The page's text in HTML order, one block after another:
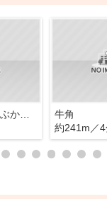
和食しゃぶしゃぶかごの屋 塚口店
牛角
約241m／